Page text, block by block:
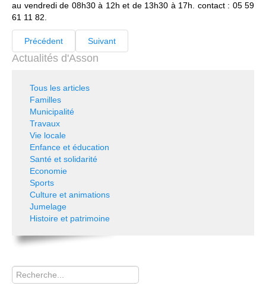
au vendredi de 08h30 à 12h et de 13h30 à 17h. contact : 05 59
61 11 82.
Précédent Suivant
Actualités d'Asson
Tous les articles
Familles
Municipalité
Travaux
Vie locale
Enfance et éducation
Santé et solidarité
Economie
Sports
Culture et animations
Jumelage
Histoire et patrimoine
Rechercher